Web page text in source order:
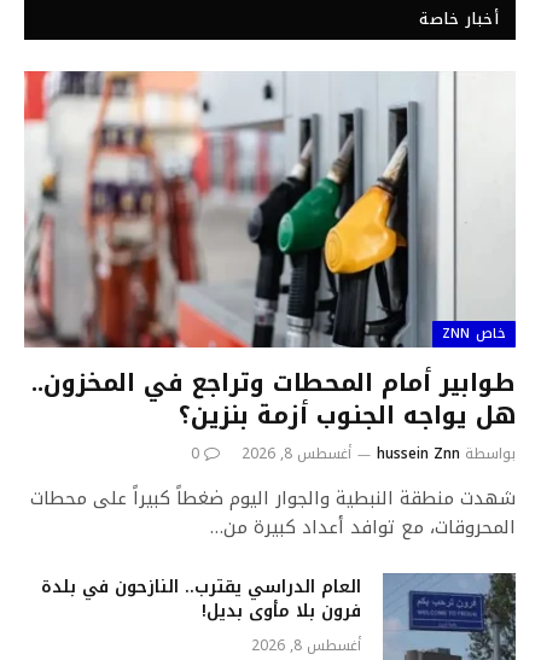
أخبار خاصة
خاص ZNN
طوابير أمام المحطات وتراجع في المخزون..
هل يواجه الجنوب أزمة بنزين؟
بواسطة hussein Znn أغسطس 8, 2026 0
شهدت منطقة النبطية والجوار اليوم ضغطاً كبيراً على محطات
المحروقات، مع توافد أعداد كبيرة من…
العام الدراسي يقترب.. النازحون في بلدة
فرون بلا مأوى بديل!
أغسطس 8, 2026